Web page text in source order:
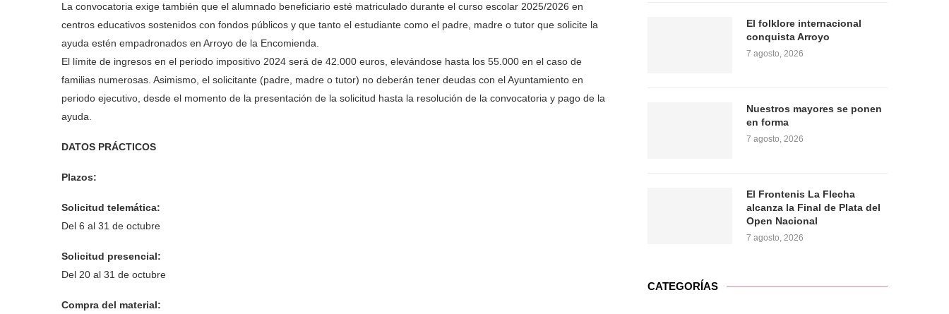
La convocatoria exige también que el alumnado beneficiario esté matriculado durante el curso escolar 2025/2026 en
centros educativos sostenidos con fondos públicos y que tanto el estudiante como el padre, madre o tutor que solicite la
ayuda estén empadronados en Arroyo de la Encomienda.
El límite de ingresos en el periodo impositivo 2024 será de 42.000 euros, elevándose hasta los 55.000 en el caso de
familias numerosas. Asimismo, el solicitante (padre, madre o tutor) no deberán tener deudas con el Ayuntamiento en
periodo ejecutivo, desde el momento de la presentación de la solicitud hasta la resolución de la convocatoria y pago de la
ayuda.
DATOS PRÁCTICOS
Plazos:
Solicitud telemática:
Del 6 al 31 de octubre
Solicitud presencial:
Del 20 al 31 de octubre
Compra del material:
El folklore internacional
conquista Arroyo
7 agosto, 2026
Nuestros mayores se ponen
en forma
7 agosto, 2026
El Frontenis La Flecha
alcanza la Final de Plata del
Open Nacional
7 agosto, 2026
CATEGORÍAS